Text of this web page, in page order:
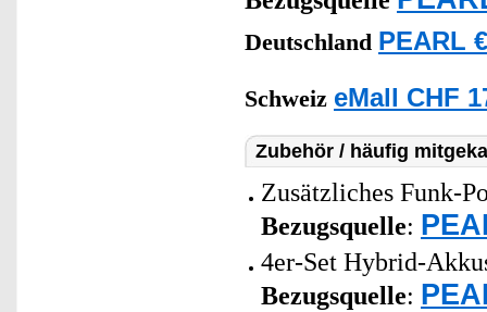
Deutschland PEARL
Schweiz eMall CHF
Zubehör / häufig
Zusätzliches Funk-
Bezugsquelle:
4er-Set Hybrid-
Bezugsquelle: